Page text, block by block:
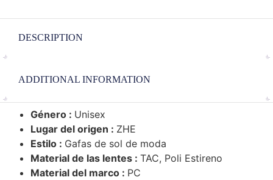
DESCRIPTION
ADDITIONAL INFORMATION
Género : Unisex
Lugar del origen : ZHE
Estilo : Gafas de sol de moda
Material de las lentes : TAC, Poli Estireno
Material del marco : PC